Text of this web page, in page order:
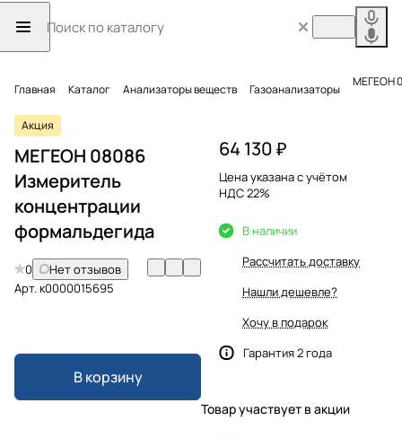
Главная Каталог Анализаторы веществ Газоанализаторы МЕГЕОН
Акция
МЕГЕОН 08086
Измеритель
концентрации
формальдегида
0
Нет отзывов
Арт.к0000015695
В корзину
64 130 ₽
Цена указана с учётом
НДС 22%
В наличии
Рассчитать доставку
Нашли дешевле?
Хочу в подарок
Гарантия 2 года
Товар участвует в акции